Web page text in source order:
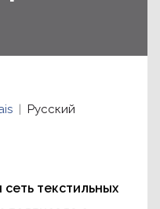
Русский
текстильных